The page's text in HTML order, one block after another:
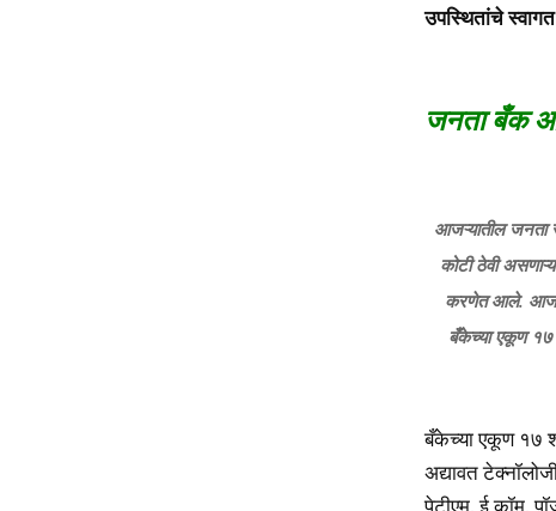
उपस्थितांचे
जनता बँक
आजऱ्यातील जनता
कोटी ठेवी
करणेत आले. आज
बँकेच्या एकूण १७
बँकेच्या एकूण १७
अद्यावत
पेटीएम, ई कॉम,